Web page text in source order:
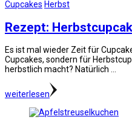
Cupcakes Herbst
Rezept:
Es ist mal wieder Zeit für
Cupcakes, sondern für
herbstlich macht? Natürlich …
weiterlesen